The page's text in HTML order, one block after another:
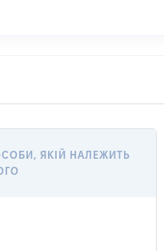
ЯКІЙ НАЛЕЖИТЬ